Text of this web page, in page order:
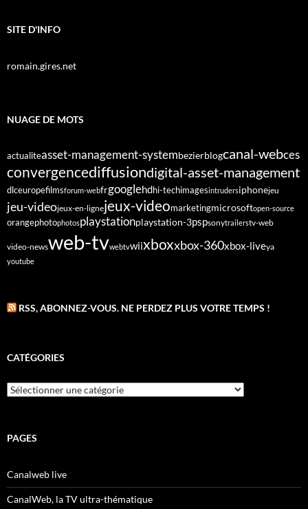
SITE D'INFO
romain.gires.net
NUAGE DE MOTS
actualiteasset-management-systembezierblogcanal-webces
convergencediffusiondigital-asset-management
dlceuropefilmsforum-webfrgooglehdhi-techimagesintrudersiphonejeu
jeu-videojeux-en-lignejeux-videomarketingmicrosoftopen-source
orangephotophotosplaystationplaystation-3pspsonytrailerstv-web
video-newsweb-tvwebtvwiixboxxbox-360xbox-liveya
youtube
RSS, ABONNEZ-VOUS. NE PERDEZ PLUS VOTRE TEMPS !
CATÉGORIES
Catégories
PAGES
Canalweb live
CanalWeb, la TV ultra-thématique